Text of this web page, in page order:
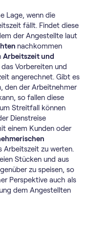
Lage, wenn die
fällt. Findet diese
der Angestellte laut
nachkommen
Arbeitszeit und
Vorbereiten und
angerechnet. Gibt es
den der Arbeitnehmer
so fallen diese
Streitfall können
Dienstreise
einem Kunden oder
Arbeitszeit zu werten.
Stücken und aus
zu speisen, so
Perspektive auch als
dem Angestellten